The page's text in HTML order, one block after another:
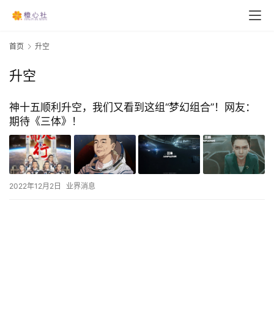
首页 升空
升空
神十五顺利升空，我们又看到这组“梦幻组合”！网友：
期待《三体》！
2022年12月2日 业界消息